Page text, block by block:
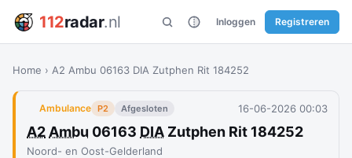
112radar.nl Inloggen Registreren
Home › A2 Ambu 06163 DIA Zutphen Rit 184252
Ambulance P2 Afgesloten 16-06-2026 00:03
A2 Ambu 06163 DIA Zutphen Rit 184252
Noord- en Oost-Gelderland